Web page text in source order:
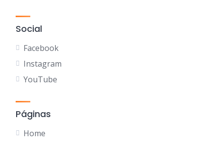
Social
Facebook
Instagram
YouTube
Páginas
Home